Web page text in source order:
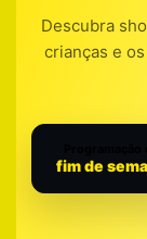
Descubra
crianças e
fim de